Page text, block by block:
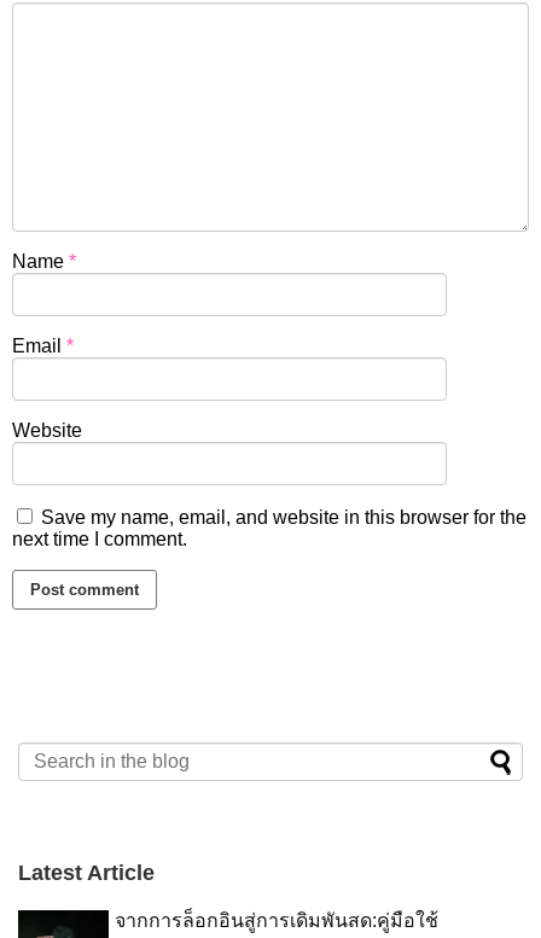
Name *
Email *
Website
Save my name, email, and website in this browser for the
next time I comment.
Latest Article
จากการล็อกอินสู่การเดิมพันสด:คู่มือใช้